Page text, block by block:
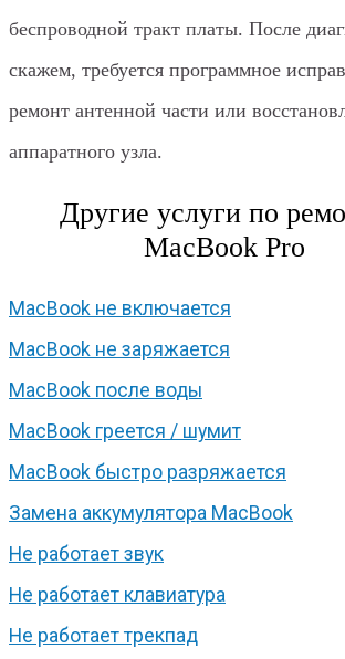
беспроводной тракт платы. После
скажем, требуется программное
ремонт антенной части или
аппаратного узла.
Другие услуги по
MacBook Pro
MacBook не включается
MacBook не заряжается
MacBook после воды
MacBook греется / шумит
MacBook быстро разряжается
Замена аккумулятора MacBook
Не работает звук
Не работает клавиатура
Не работает трекпад